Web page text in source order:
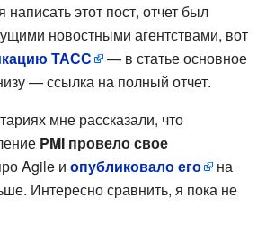
этот пост, отчет был
новостными агентствами, вот
ТАСС
— в статье основное
— ссылка на полный отчет.
мне рассказали, что
PMI провело свое
Agile и опубликовало его
на
Интересно сравнить, я пока не